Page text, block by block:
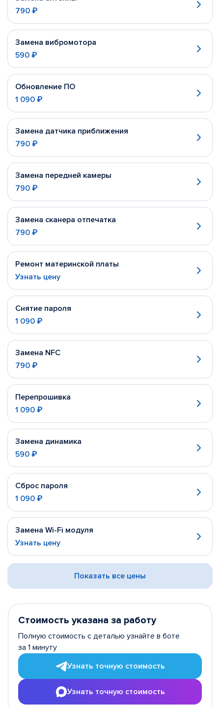
790 ₽
Замена вибромотора
590 ₽
Обновление ПО
1 090 ₽
Замена датчика приближения
790 ₽
Замена передней камеры
790 ₽
Замена сканера отпечатка
790 ₽
Ремонт материнской платы
Узнать цену
Снятие пароля
1 090 ₽
Замена NFC
790 ₽
Перепрошивка
1 090 ₽
Замена динамика
590 ₽
Сброс пароля
1 090 ₽
Замена Wi-Fi модуля
Узнать цену
Показать все цены
Стоимость указана за работу
Полную стоимость с деталью узнайте в боте
за 1 минуту
Узнать точную стоимость
Узнать точную стоимость